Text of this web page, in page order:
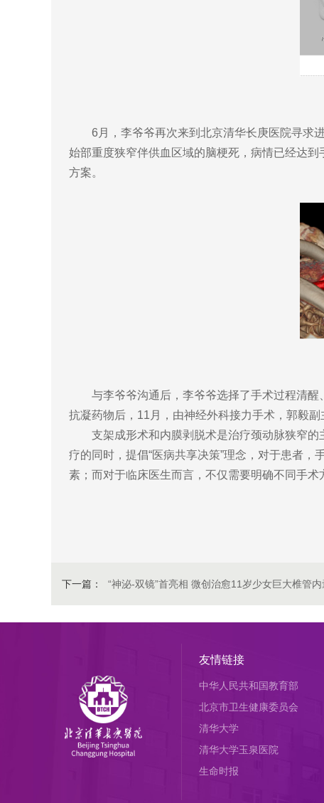
6月，李爷爷再次来到北京清华长庚医院寻求进
始部重度狭窄伴供血区域的脑梗死，病情已经达
方案。
与李爷爷沟通后，李爷爷选择了手术过程清醒
抗凝药物后，11月，由神经外科接力手术，郭毅
支架成形术和内膜剥脱术是治疗颈动脉狭窄的
疗的同时，提倡“医病共享决策”理念，对于患者
素；而对于临床医生而言，不仅需要明确不同手
下一篇： “神泌-双镜”首亮相 微创治愈11岁少女巨大椎管内
友情链接
中华人民共和国教育部
北京市卫生健康委员会
清华大学
清华大学玉泉医院
生命时报